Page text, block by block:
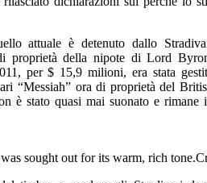
attuale è detenuto dallo
proprietà della nipote di Lord
per $ 15,9 milioni, era stata
“Messiah” ora di proprietà del
è stato quasi mai suonato e rimane
was sought out for its warm, rich